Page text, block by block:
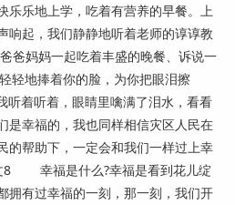
乐乐地上学，吃着有营养的早餐。上
响起，我们静静地听着老师的谆谆教
爸妈妈一起吃着丰盛的晚餐、诉说一
地捧着你的脸，为你把眼泪擦
着听着，眼睛里噙满了泪水，看看
是幸福的，我也同样相信灾区人民在
的帮助下，一定会和我们一样过上幸
8 幸福是什么?幸福是看到花儿绽
拥有过幸福的一刻，那一刻，我们开